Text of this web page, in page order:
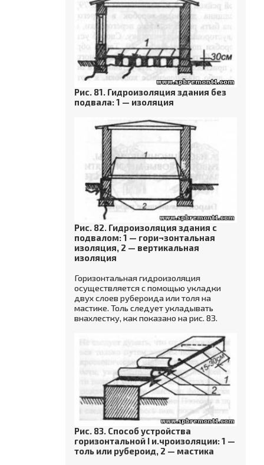
Рис. 81. Гидроизоляция здания без
подвала: 1 — изоляция
Рис. 82. Гидроизоляция здания с
подвалом: 1 — гори¬зонтальная
изоляция, 2 — вертикальная
изоляция
Горизонтальная гидроизоляция
осуществляется с помощью укладки
двух слоев рубероида или толя на
мастике. Толь следует укладывать
внахлестку, как показано на рис. 83.
Рис. 83. Способ устройства
горизонтальной I и.чроизоляции: 1 —
толь или рубероид, 2 — мастика